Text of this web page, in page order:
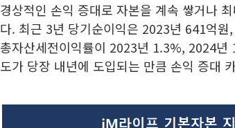
경상적인 손익 증대로 자본을 계속 쌓거나
다. 최근 3년 당기순이익은 2023년 641억
총자산세전이익률이 2023년 1.3%, 2024
도가 당장 내년에 도입되는 만큼 손익 증대